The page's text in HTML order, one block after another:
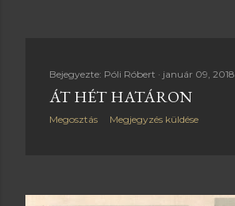
Bejegyezte: Póli Róbert január 09, 2018
ÁT HÉT HATÁRON
Megosztás Megjegyzés küldése